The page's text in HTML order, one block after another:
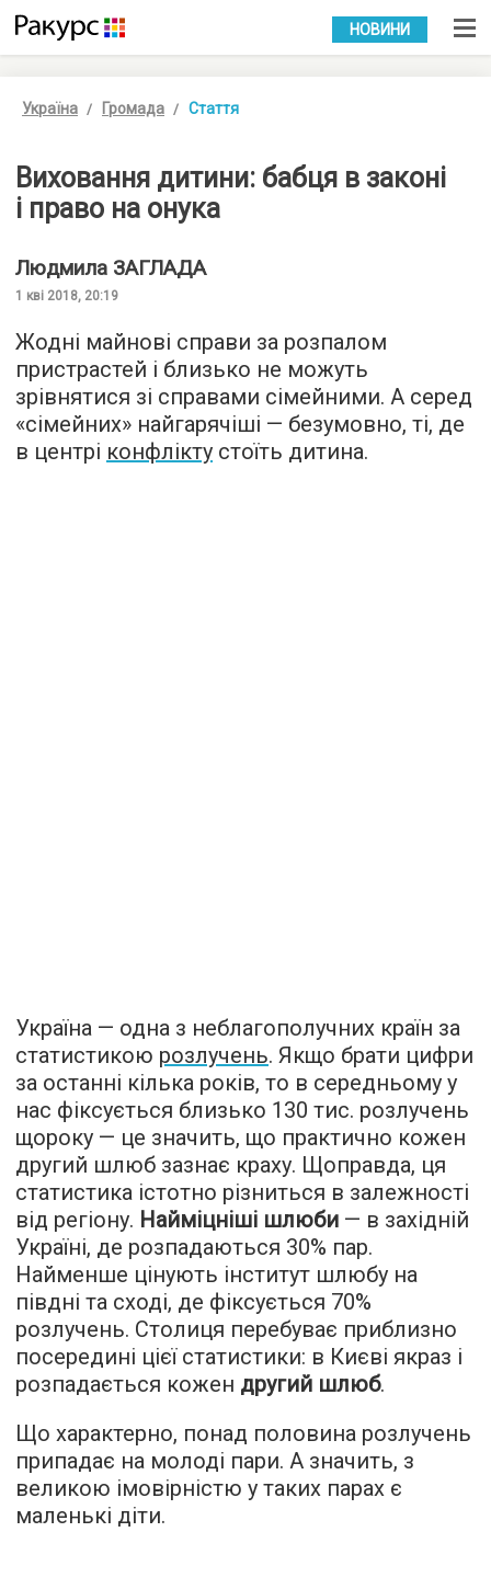
УКР РУС
НОВИНИ
Україна Громада Стаття
Виховання дитини: бабця в законі
і право на онука
Людмила ЗАГЛАДА
1 кві 2018, 20:19
Жодні майнові справи за розпалом
пристрастей і близько не можуть
зрівнятися зі справами сімейними. А серед
«сімейних» найгарячіші — безумовно, ті, де
в центрі конфлікту стоїть дитина.
Україна — одна з неблагополучних країн за
статистикою розлучень. Якщо брати цифри
за останні кілька років, то в середньому у
нас фіксується близько 130 тис. розлучень
щороку — це значить, що практично кожен
другий шлюб зазнає краху. Щоправда, ця
статистика істотно різниться в залежності
від регіону. Найміцніші шлюби — в західній
Україні, де розпадаються 30% пар.
Найменше цінують інститут шлюбу на
півдні та сході, де фіксується 70%
розлучень. Столиця перебуває приблизно
посередині цієї статистики: в Києві якраз і
розпадається кожен другий шлюб.
Що характерно, понад половина розлучень
припадає на молоді пари. А значить, з
великою імовірністю у таких парах є
маленькі діти.